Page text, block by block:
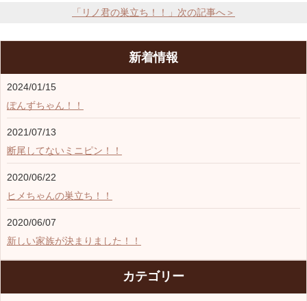
「リノ君の巣立ち！！」次の記事へ＞
新着情報
2024/01/15
ぽんずちゃん！！
2021/07/13
断尾してないミニピン！！
2020/06/22
ヒメちゃんの巣立ち！！
2020/06/07
新しい家族が決まりました！！
カテゴリー